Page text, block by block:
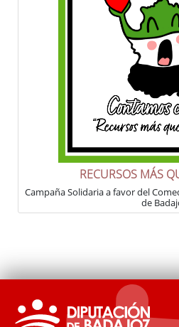
RECURSOS MÁS
Campaña Solidaria a favor del
de